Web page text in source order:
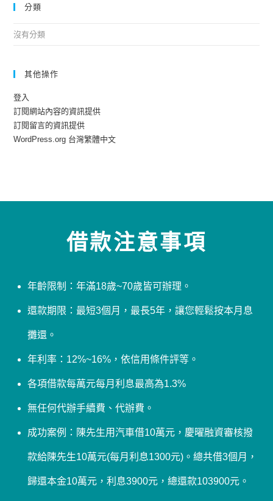
分類
沒有分類
其他操作
登入
訂閱網站內容的資訊提供
訂閱留言的資訊提供
WordPress.org 台灣繁體中文
借款注意事項
年齡限制：年滿18歲~70歲皆可辦理。
還款期限：最短3個月，最長5年，讓您輕鬆按本月息
攤還。
年利率：12%~16%，依信用條件評等。
各項借款每萬元每月利息最高為1.3%
無任何代辦手續費、代辦費。
成功案例：陳先生用汽車借10萬元，慶曜融資審核撥
款給陳先生10萬元(每月利息1300元)。總共借3個月，
歸還本金10萬元，利息3900元，總還款103900元。